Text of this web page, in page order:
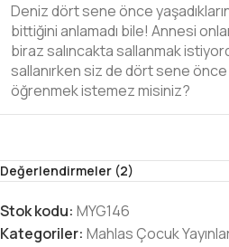
Deniz dört sene önce
bittiğini anlamadı bile! Annesi
biraz salıncakta sallanmak
sallanırken siz de dört sene
öğrenmek istemez misiniz?
Değerlendirmeler (2)
Stok kodu: MYG146
Kategoriler: Mahlas Çocuk